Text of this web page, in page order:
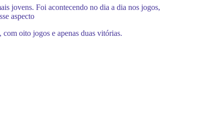
jovens. Foi acontecendo no dia a dia nos jogos,
aspecto
oito jogos e apenas duas vitórias.